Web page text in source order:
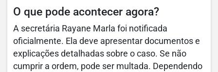
O que pode acontecer agora?
A secretária Rayane Marla foi notificada
oficialmente. Ela deve apresentar documentos e
explicações detalhadas sobre o caso. Se não
cumprir a ordem, pode ser multada. Dependendo